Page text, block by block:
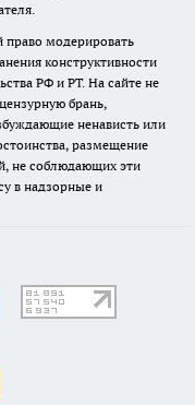
право модерировать
конструктивности
РФ и РТ. На сайте не
брань,
ненависть или
размещение
не соблюдающих эти
в надзорные и